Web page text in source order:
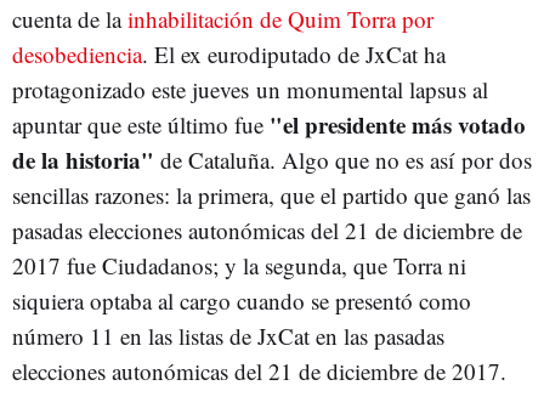
cuenta de lainhabilitación de Quim Torra por
desobediencia. El ex eurodiputado de JxCat ha
protagonizado este jueves un monumental lapsus al
apuntar que este último fue "el presidente más votado
de la historia" de Cataluña. Algo que no es así por dos
sencillas razones: la primera, que el partido que ganó las
pasadas elecciones autonómicas del 21 de diciembre de
2017 fue Ciudadanos; y la segunda, que Torra ni
siquiera optaba al cargo cuando se presentó como
número 11 en las listas de JxCat en las pasadas
elecciones autonómicas del 21 de diciembre de 2017.